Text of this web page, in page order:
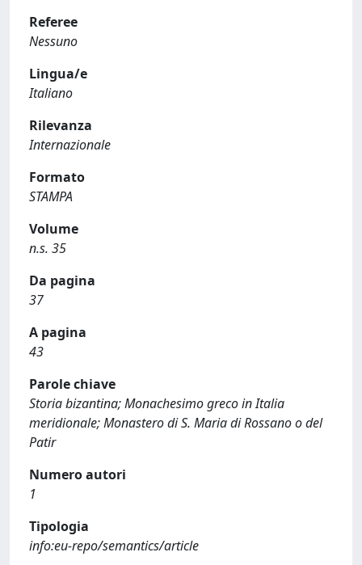
Referee
Nessuno
Lingua/e
Italiano
Rilevanza
Internazionale
Formato
STAMPA
Volume
n.s. 35
Da pagina
37
A pagina
43
Parole chiave
Storia bizantina; Monachesimo greco in Italia
meridionale; Monastero di S. Maria di Rossano o del
Patir
Numero autori
1
Tipologia
info:eu-repo/semantics/article